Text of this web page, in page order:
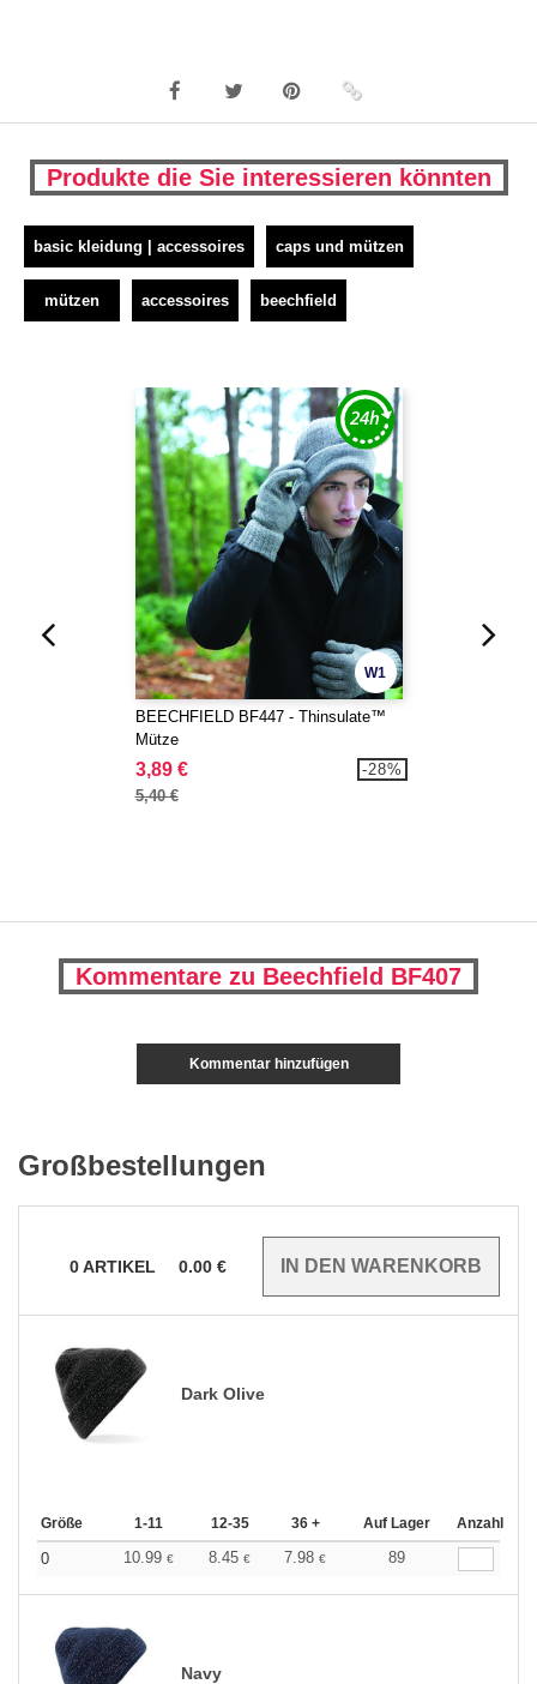
Produkte die Sie interessieren könnten
basic kleidung | accessoires caps und mützen
mützen accessoires beechfield
W1
BEECHFIELD BF447 - Thinsulate™
Mütze
3,89 €
5,40 €
-28%
Kommentare zu Beechfield BF407
Kommentar hinzufügen
Großbestellungen
0ARTIKEL 0.00 €
Dark Olive
Größe 1-11 12-35 36 + Auf Lager Anzahl
0 10.99 € 8.45 € 7.98 € 89
Navy